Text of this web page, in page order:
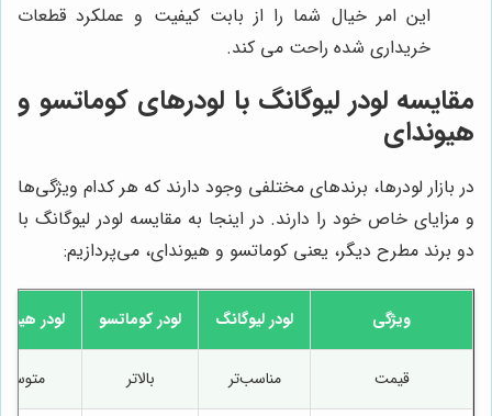
این امر خیال شما را از بابت کیفیت و عملکرد قطعات
خریداری شده راحت می کند.
مقایسه لودر لیوگانگ با لودرهای کوماتسو و
هیوندای
در بازار لودرها، برندهای مختلفی وجود دارند که هر کدام ویژگی‌ها
و مزایای خاص خود را دارند. در اینجا به مقایسه لودر لیوگانگ با
دو برند مطرح دیگر، یعنی کوماتسو و هیوندای، می‌پردازیم:
ویژگی لودر لیوگانگ لودر کوماتسو لودر
قیمت مناسب‌تر بالاتر متوسط